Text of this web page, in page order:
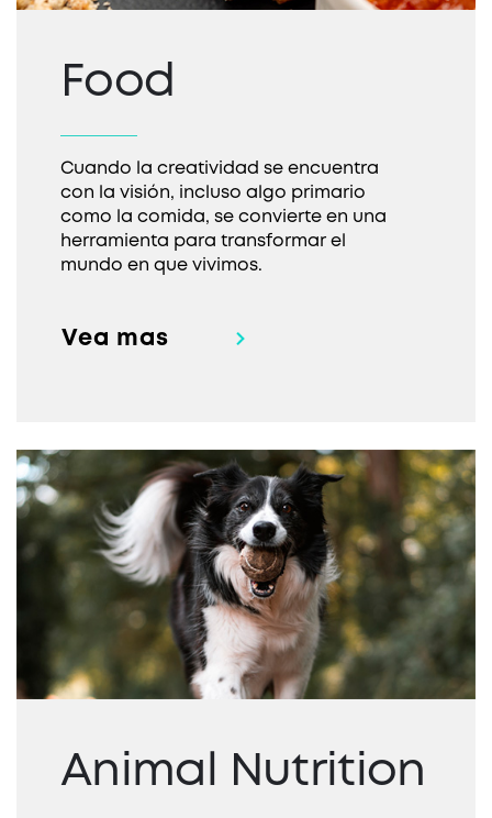
Food
Cuando la creatividad se encuentra
con la visión, incluso algo primario
como la comida, se convierte en una
herramienta para transformar el
mundo en que vivimos.
Vea mas
Animal Nutrition